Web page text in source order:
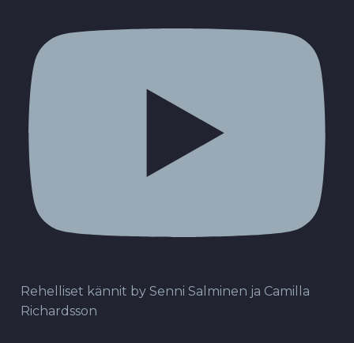
Rehelliset kännit by Senni Salminen ja Camilla
Richardsson